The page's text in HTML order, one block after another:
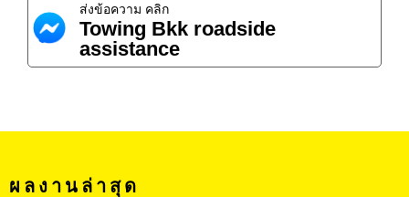
ส่งข้อความ คลิก
Towing Bkk roadside
assistance
ผลงานล่าสุด